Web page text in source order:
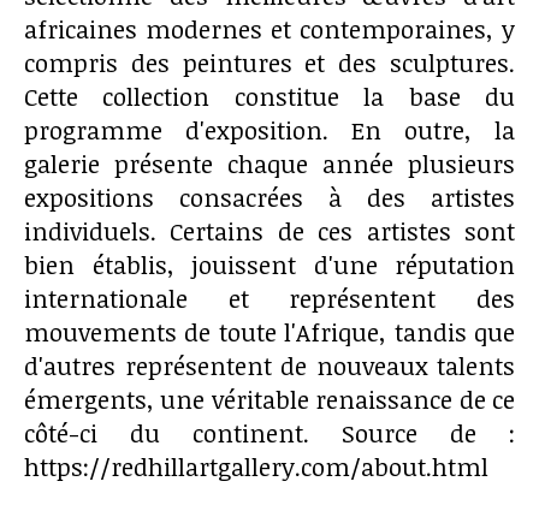
africaines modernes et contemporaines, y
compris des peintures et des sculptures.
Cette collection constitue la base du
programme d'exposition. En outre, la
galerie présente chaque année plusieurs
expositions consacrées à des artistes
individuels. Certains de ces artistes sont
bien établis, jouissent d'une réputation
internationale et représentent des
mouvements de toute l'Afrique, tandis que
d'autres représentent de nouveaux talents
émergents, une véritable renaissance de ce
côté-ci du continent. Source de :
https://redhillartgallery.com/about.html